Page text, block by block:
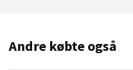
Andre købte også